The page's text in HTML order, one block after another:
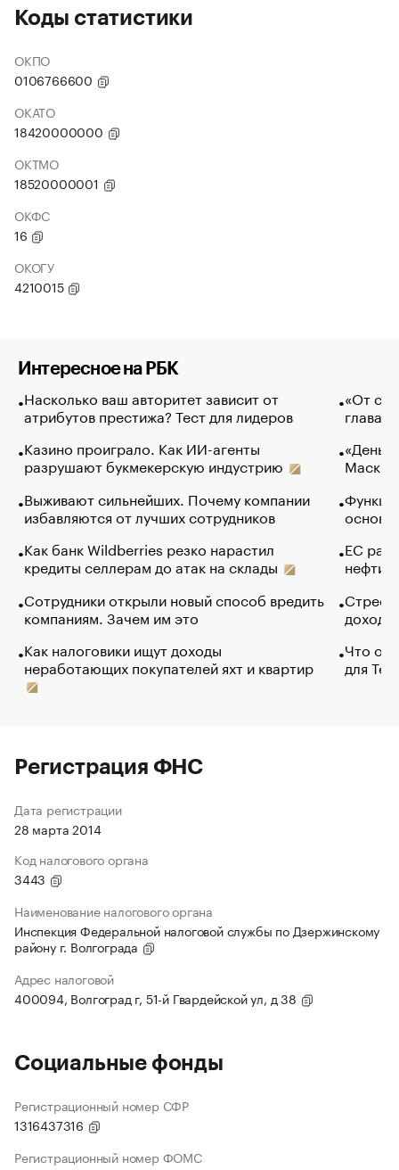
Коды статистики
ОКПО
0106766600
ОКАТО
18420000000
ОКТМО
18520000001
ОКФС
16
ОКОГУ
4210015
Интересное на РБК
Насколько ваш авторитет зависит от
атрибутов престижа? Тест для лидеров
Казино проиграло. Как ИИ-агенты
разрушают букмекерскую индустрию
Выживают сильнейших. Почему компании
избавляются от лучших сотрудников
Как банк Wildberries резко нарастил
кредиты селлерам до атак на склады
Сотрудники открыли новый способ вредить
компаниям. Зачем им это
Как налоговики ищут доходы
неработающих покупателей яхт и квартир
«От
глава
Маск в
основ
ЕС
нефти
Что
для
Регистрация ФНС
Дата регистрации
28 марта 2014
Код налогового органа
3443
Наименование налогового органа
Инспекция Федеральной налоговой службы по Дзержинскому
району г. Волгограда
Адрес налоговой
400094, Волгоград г, 51-й Гвардейской ул, д 38
Социальные фонды
Регистрационный номер СФР
1316437316
Регистрационный номер ФОМС